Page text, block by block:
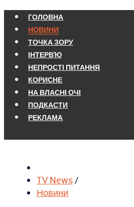
ГОЛОВНА
НОВИНИ
ТОЧКА ЗОРУ
ІНТЕРВ'Ю
НЕПРОСТІ ПИТАННЯ
КОРИСНЕ
НА ВЛАСНІ ОЧІ
ПОДКАСТИ
РЕКЛАМА
TV News/
Новини